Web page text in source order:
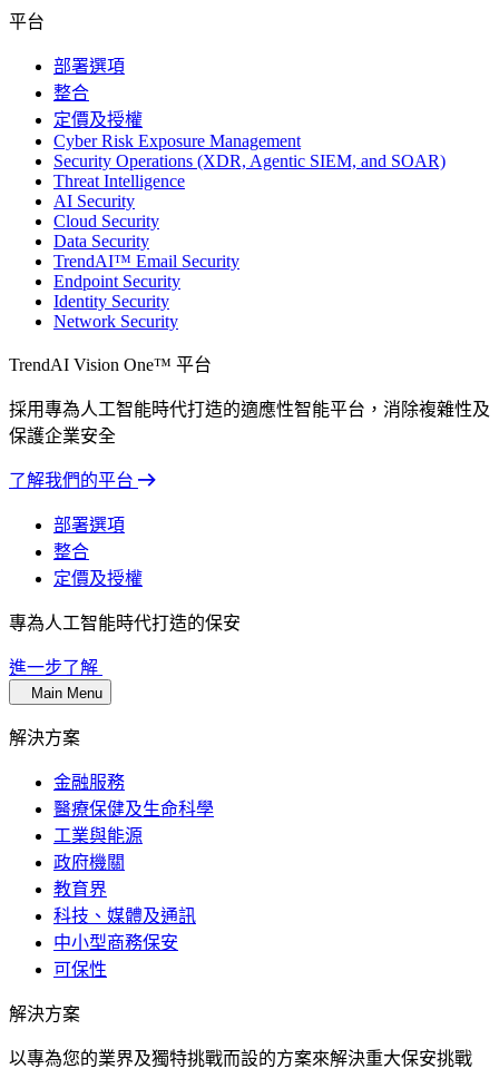
平台
部署選項
整合
定價及授權
Cyber Risk Exposure Management
Security Operations (XDR, Agentic SIEM, and SOAR)
Threat Intelligence
AI Security
Cloud Security
Data Security
TrendAI™ Email Security
Endpoint Security
Identity Security
Network Security
TrendAI Vision One™ 平台
採用專為人工智能時代打造的適應性智能平台，消除複雜性及
保護企業安全
了解我們的平台
部署選項
整合
定價及授權
專為人工智能時代打造的保安
進一步了解
Main Menu
解決方案
金融服務
醫療保健及生命科學
工業與能源
政府機關
教育界
科技、媒體及通訊
中小型商務保安
可保性
解決方案
以專為您的業界及獨特挑戰而設的方案來解決重大保安挑戰